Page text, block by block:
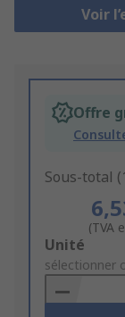
Voir
Offre
Sous-total
(TVA
Add
to
Basket
Unité
sélectionner